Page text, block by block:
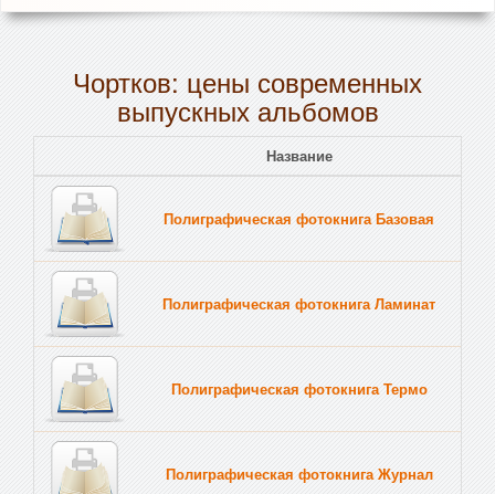
Чортков: цены современных
выпускных альбомов
Название
Полиграфическая фотокнига Базовая
Полиграфическая фотокнига Ламинат
Полиграфическая фотокнига Термо
Полиграфическая фотокнига Журнал